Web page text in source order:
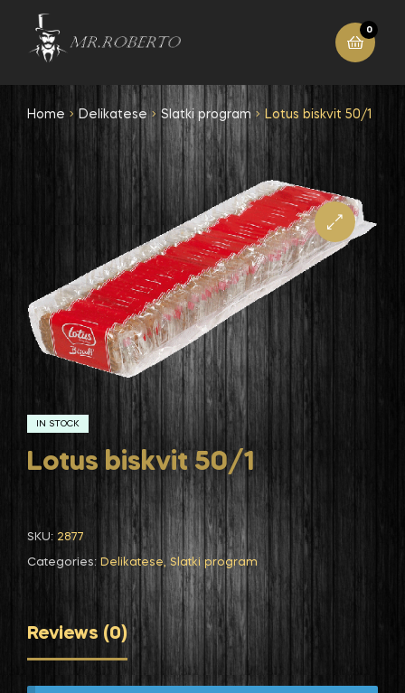
0
Home Delikatese Slatki program Lotus biskvit 50/1
IN STOCK
Lotus biskvit 50/1
SKU: 2877
Categories: Delikatese Slatki program
Reviews (0)